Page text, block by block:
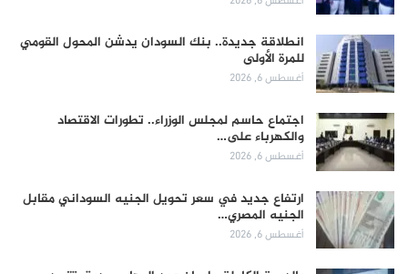
انطلاقة جديدة.. بنك السودان يدشن المحول القومي
للمرة الأولى
أغسطس 6, 2026
اجتماع حاسم لمجلس الوزراء.. تطورات الاقتصاد
والكهرباء على…
أغسطس 6, 2026
ارتفاع جديد في سعر تحويل الجنيه السوداني مقابل
الجنيه المصري…
أغسطس 6, 2026